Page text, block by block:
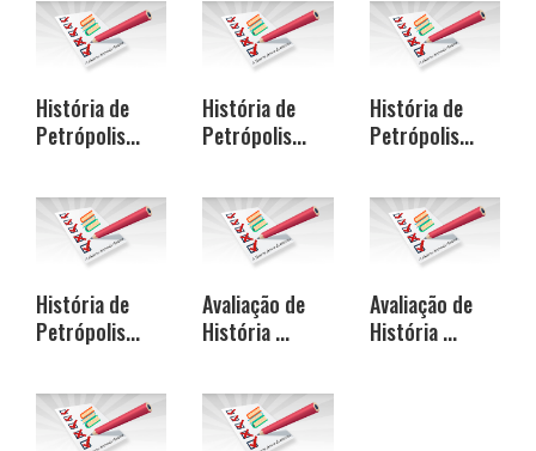
História de
Petrópolis...
História de
Petrópolis...
História de
Petrópolis...
História de
Petrópolis...
Avaliação de
História ...
Avaliação de
História ...